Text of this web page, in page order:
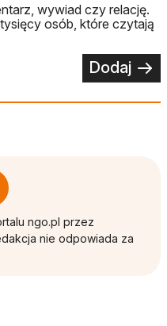
wywiad czy relację.
osób, które czytają
Dodaj
ngo.pl przez
nie odpowiada za